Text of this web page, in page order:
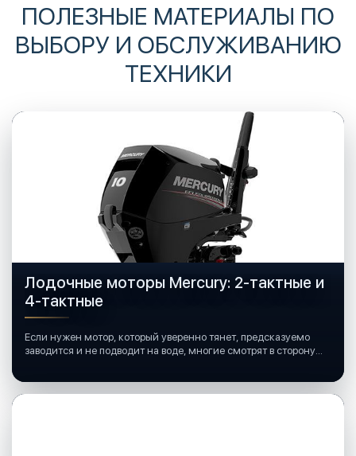
ПОЛЕЗНЫЕ МАТЕРИАЛЫ ПО
ВЫБОРУ И ОБСЛУЖИВАНИЮ
ТЕХНИКИ
Лодочные моторы Mercury: 2-тактные и
4-тактные
Если нужен мотор, который уверенно тянет, предсказуемо
заводится и не подводит на воде, многие смотрят в сторону